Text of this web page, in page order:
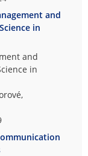
and
in
and
in